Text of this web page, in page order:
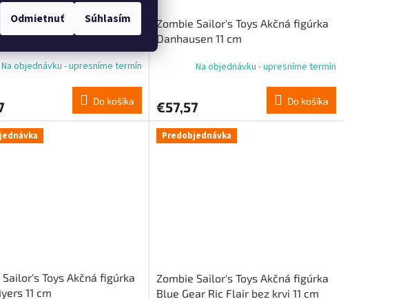
Odmietnuť Súhlasím
Sailor's Toys Akčná figúrka
11 cm
Na objednávku - upresníme termín
Do košíka
Zombie Sailor's Toys Akčná figúrka
Danhausen 11 cm
Na objednávku - upresníme termín
€57,57 Do košíka
Toys Akčná figúrka
11 cm
Predobjednávka
Zombie Sailor's Toys Akčná figúrka
Blue Gear Ric Flair bez krvi 11 cm